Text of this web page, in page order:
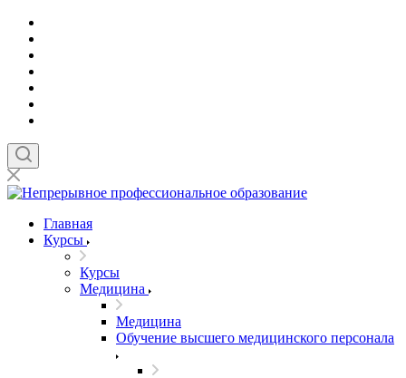
Главная
Курсы
Курсы
Медицина
Медицина
Обучение высшего медицинского персонала